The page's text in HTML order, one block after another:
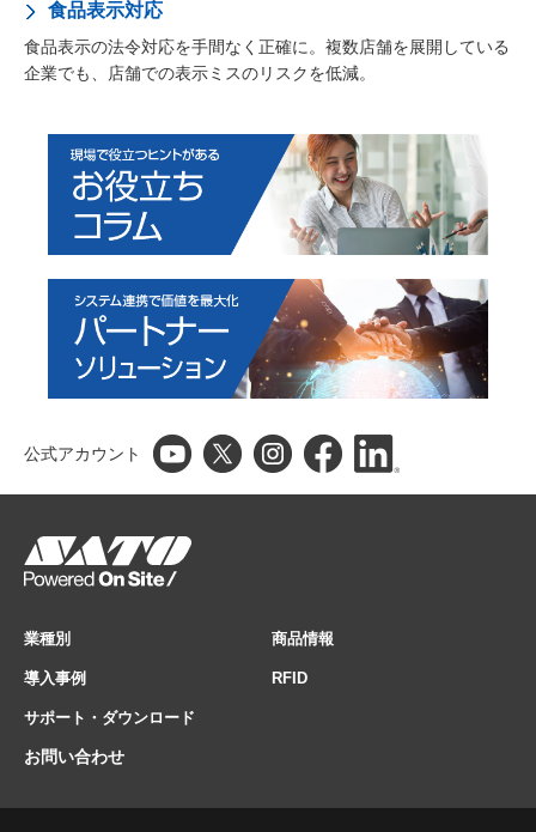
食品表示対応
食品表示の法令対応を手間なく正確に。複数店舗を展開している
企業でも、店舗での表示ミスのリスクを低減。
公式アカウント
業種別 商品情報
導入事例 RFID
サポート・ダウンロード
お問い合わせ